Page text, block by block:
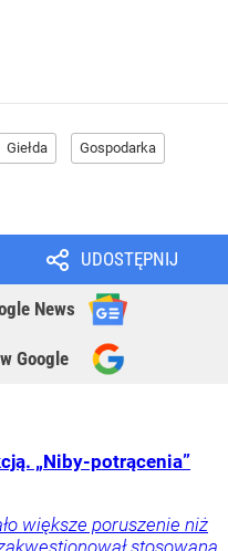
Giełda Gospodarka
UDOSTĘPNIJ
News
Google
„Niby-potrącenia”
większe poruszenie niż